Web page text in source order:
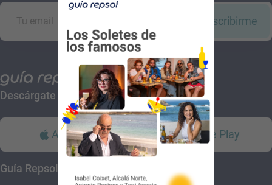
Suscribirme
Descárgate la App
App Store Google Play
Guía Repsol